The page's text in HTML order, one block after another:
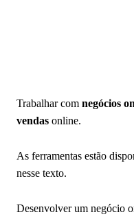
Trabalhar com negócios
vendas online.
As ferramentas estão
nesse texto.
Desenvolver um negócio